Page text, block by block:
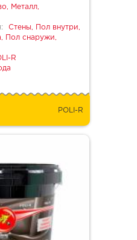
Металл,
Стены, Пол внутри,
Пол снаружи,
R
POLI-R